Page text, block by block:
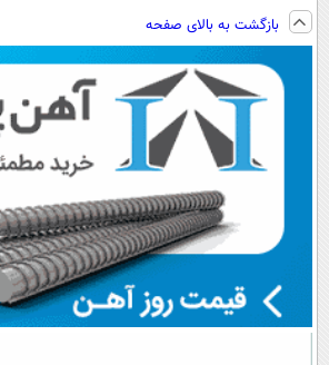
فناوری اروپا،
سبک و مقاوم |
پرداخت قسطی
بازگشت به بالای صفحه